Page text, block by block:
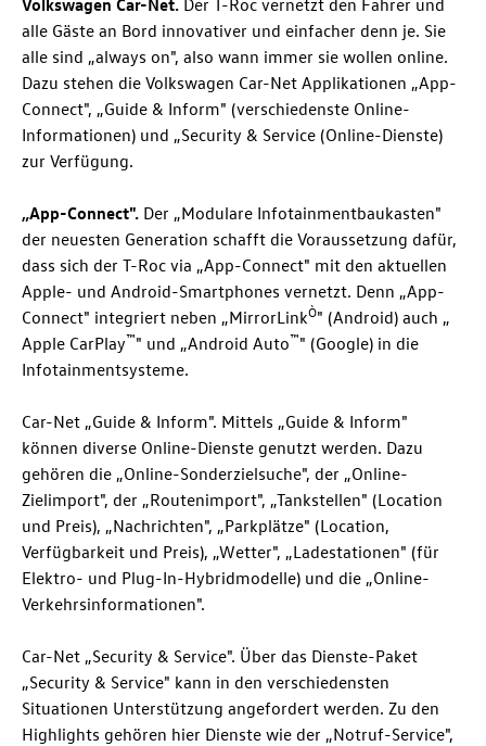
Volkswagen Car-Net. Der T-Roc vernetzt den Fahrer und
alle Gäste an Bord innovativer und einfacher denn je. Sie
alle sind „always on", also wann immer sie wollen online.
Dazu stehen die Volkswagen Car-Net Applikationen „App-
Connect", „Guide & Inform" (verschiedenste Online-
Informationen) und „Security & Service (Online-Dienste)
zur Verfügung.
„App-Connect". Der „Modulare Infotainmentbaukasten"
der neuesten Generation schafft die Voraussetzung dafür,
dass sich der T-Roc via „App-Connect" mit den aktuellen
Apple- und Android-Smartphones vernetzt. Denn „App-
Connect" integriert neben „MirrorLinkÒ" (Android) auch „
Apple CarPlay™" und „Android Auto™" (Google) in die
Infotainmentsysteme.
Car-Net „Guide & Inform". Mittels „Guide & Inform"
können diverse Online-Dienste genutzt werden. Dazu
gehören die „Online-Sonderzielsuche", der „Online-
Zielimport", der „Routenimport", „Tankstellen" (Location
und Preis), „Nachrichten", „Parkplätze" (Location,
Verfügbarkeit und Preis), „Wetter", „Ladestationen" (für
Elektro- und Plug-In-Hybridmodelle) und die „Online-
Verkehrsinformationen".
Car-Net „Security & Service". Über das Dienste-Paket
„Security & Service" kann in den verschiedensten
Situationen Unterstützung angefordert werden. Zu den
Highlights gehören hier Dienste wie der „Notruf-Service",